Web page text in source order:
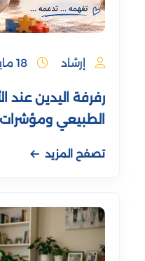
إرشاد
رفرفة اليدين عند
الطبيعي ومؤشرات
تصفح المزيد